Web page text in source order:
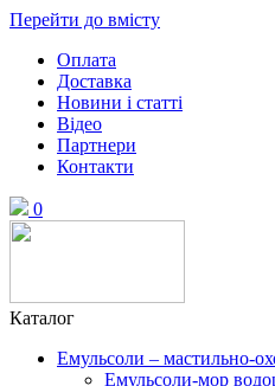
Перейти до вмісту
Оплата
Доставка
Новини і статті
Відео
Партнери
Контакти
0
Каталог
Емульсоли – мастильно-
Емульсоли-мор